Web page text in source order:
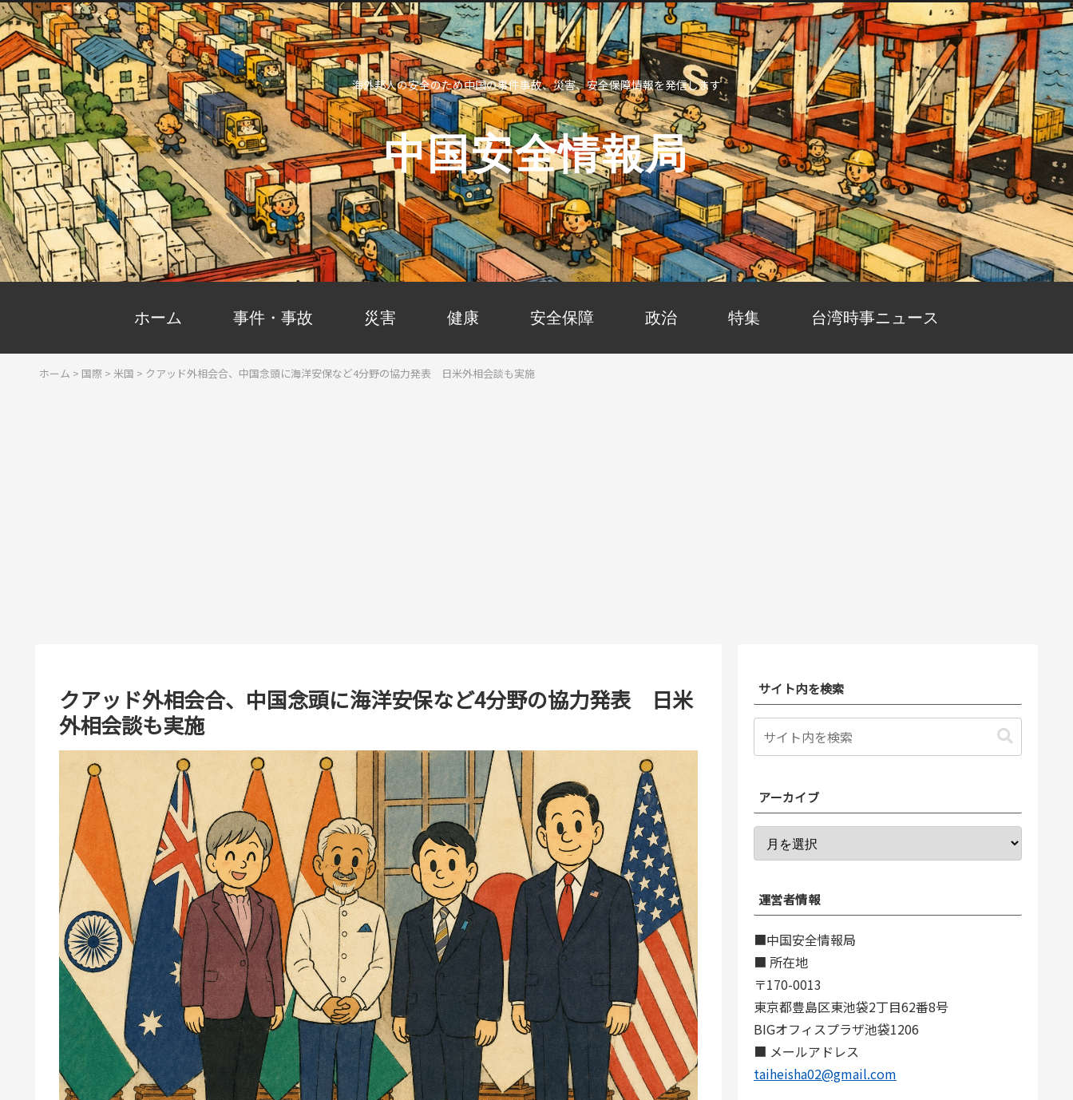
海外邦人の安全のため中国の事件事故、災害、安全保障情報を発信します
中国安全情報局
ホーム 事件・事故 災害 健康 安全保障 政治 特集 台湾時事ニュース
ホーム > 国際 > 米国 > クアッド外相会合、中国念頭に海洋安保など4分野の協力発表 日米外相会談も実施
クアッド外相会合、中国念頭に海洋安保など4分野の協力発表 日米
外相会談も実施
サイト内を検索
アーカイブ
運営者情報
■中国安全情報局
■ 所在地
〒170-0013
東京都豊島区東池袋2丁目62番8号
BIGオフィスプラザ池袋1206
■ メールアドレス
taiheisha02@gmail.com